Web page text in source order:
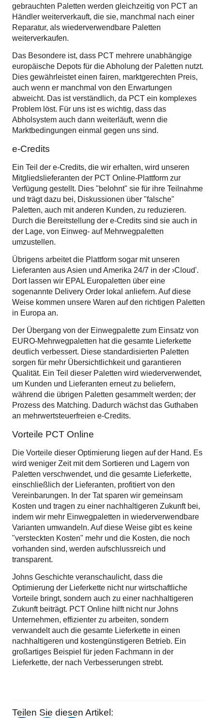
gebrauchten Paletten werden gleichzeitig von PCT an
Händler weiterverkauft, die sie, manchmal nach einer
Reparatur, als wiederverwendbare Paletten
weiterverkaufen.
Das Besondere ist, dass PCT mehrere unabhängige
europäische Depots für die Abholung der Paletten nutzt.
Dies gewährleistet einen fairen, marktgerechten Preis,
auch wenn er manchmal von den Erwartungen
abweicht. Das ist verständlich, da PCT ein komplexes
Problem löst. Für uns ist es wichtig, dass das
Abholsystem auch dann weiterläuft, wenn die
Marktbedingungen einmal gegen uns sind.
e-Credits
Ein Teil der e-Credits, die wir erhalten, wird unseren
Mitgliedslieferanten der PCT Online-Plattform zur
Verfügung gestellt. Dies "belohnt" sie für ihre Teilnahme
und trägt dazu bei, Diskussionen über "falsche"
Paletten, auch mit anderen Kunden, zu reduzieren.
Durch die Bereitstellung der e-Credits sind sie auch in
der Lage, von Einweg- auf Mehrwegpaletten
umzustellen.
Übrigens arbeitet die Plattform sogar mit unseren
Lieferanten aus Asien und Amerika 24/7 in der ›Cloud'.
Dort lassen wir EPAL Europaletten über eine
sogenannte Delivery Order lokal anliefern. Auf diese
Weise kommen unsere Waren auf den richtigen Paletten
in Europa an.
Der Übergang von der Einwegpalette zum Einsatz von
EURO-Mehrwegpaletten hat die gesamte Lieferkette
deutlich verbessert. Diese standardisierten Paletten
sorgen für mehr Übersichtlichkeit und garantieren
Qualität. Ein Teil dieser Paletten wird wiederverwendet,
um Kunden und Lieferanten erneut zu beliefern,
während die übrigen Paletten gesammelt werden; der
Prozess des Matching. Dadurch wächst das Guthaben
an mehrwertsteuerfreien e-Credits.
Vorteile PCT Online
Die Vorteile dieser Optimierung liegen auf der Hand. Es
wird weniger Zeit mit dem Sortieren und Lagern von
Paletten verschwendet, und die gesamte Lieferkette,
einschließlich der Lieferanten, profitiert von den
Vereinbarungen. In der Tat sparen wir gemeinsam
Kosten und tragen zu einer nachhaltigeren Zukunft bei,
indem wir mehr Einwegpaletten in wiederverwendbare
Varianten umwandeln. Auf diese Weise gibt es keine
"versteckten Kosten" mehr und die Kosten, die noch
vorhanden sind, werden aufschlussreich und
transparent.
Johns Geschichte veranschaulicht, dass die
Optimierung der Lieferkette nicht nur wirtschaftliche
Vorteile bringt, sondern auch zu einer nachhaltigeren
Zukunft beiträgt. PCT Online hilft nicht nur Johns
Unternehmen, effizienter zu arbeiten, sondern
verwandelt auch die gesamte Lieferkette in einen
nachhaltigeren und kostengünstigeren Betrieb. Ein
großartiges Beispiel für jeden Fachmann in der
Lieferkette, der nach Verbesserungen strebt.
Teilen Sie diesen Artikel: